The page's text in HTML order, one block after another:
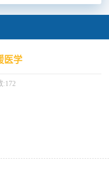
医学
:172